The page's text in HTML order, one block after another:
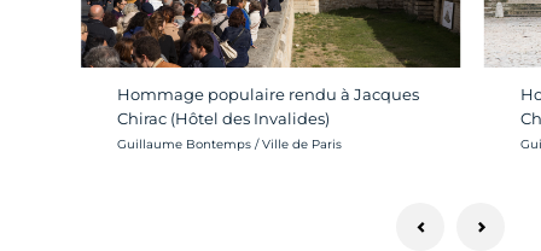
Hommage populaire rendu à Jacques
Chirac (Hôtel des Invalides)
Crédit photo :
Guillaume Bontemps / Ville de Paris